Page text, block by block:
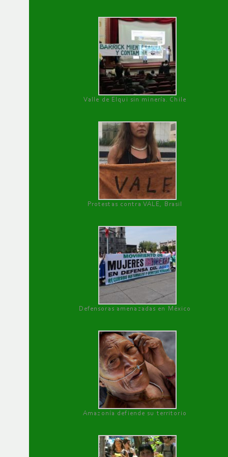
Valle de Elqui sin minería. Chile
Protestas contra VALE, Brasil
Defensoras amenazadas en México
Amazonía defiende su territorio